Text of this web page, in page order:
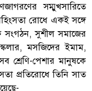
সম্মুখসারিতে
রোধে একই সঙ্গে
সংগঠন, সুশীল সমাজের
মসজিদের ইমাম,
শ্রেণি-পেশার মানুষকে
প্রতিরোধে তিনি সাত